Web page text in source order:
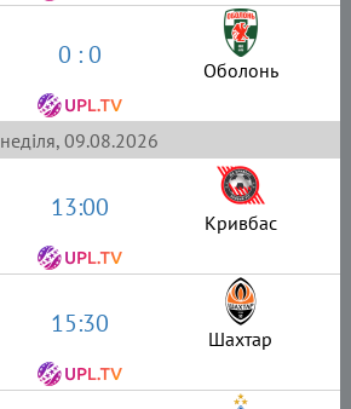
0 : 0 Оболонь
неділя, 09.08.2026
13:00 Кривбас
15:30 Шахтар